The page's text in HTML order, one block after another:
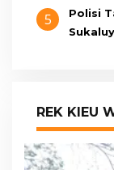
5
Polisi
REK KIEU